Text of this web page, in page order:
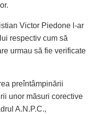
Victor Piedone l-ar
respectiv cum să
urmau să fie verificate
preîntâmpinării
unor măsuri corective
A.N.P.C.,